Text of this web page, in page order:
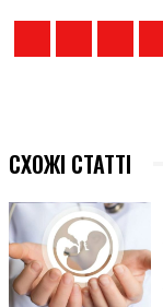
СХОЖІ СТАТТІ